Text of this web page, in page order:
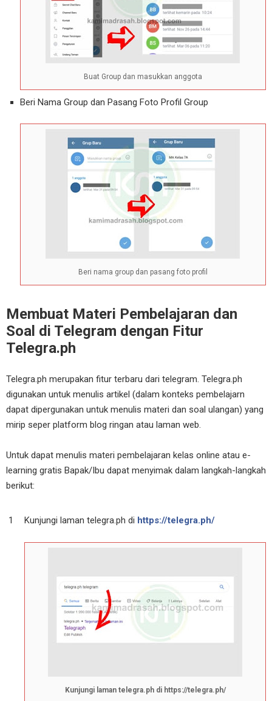
Buat Group dan masukkan anggota
Beri Nama Group dan Pasang Foto Profil Group
Beri nama group dan pasang foto profil
Membuat Materi Pembelajaran dan
Soal di Telegram dengan Fitur
Telegra.ph
Telegra.ph merupakan fitur terbaru dari telegram. Telegra.ph
digunakan untuk menulis artikel (dalam konteks pembelajarn
dapat dipergunakan untuk menulis materi dan soal ulangan) yang
mirip seper platform blog ringan atau laman web.
Untuk dapat menulis materi pembelajaran kelas online atau e-
learning gratis Bapak/Ibu dapat menyimak dalam langkah-langkah
berikut:
Kunjungi laman telegra.ph di https://telegra.ph/
Kunjungi laman telegra.ph di https://telegra.ph/